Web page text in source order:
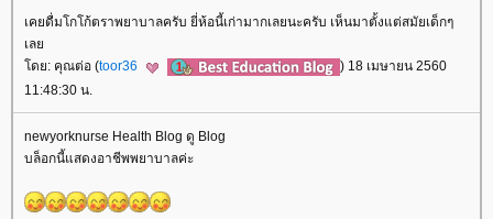
เคยดื่มโกโก้ตราพยาบาลครับ ยี่ห้อนี้เก่ามากเลยนะครับ เห็นมาตั้งแต่สมัยเด็กๆ
เล
ดย: คุณต่อ (toor36
) 18 เมษายน 2560
11:48:30 น.
newyorknurse Health Blog ดู Blog
บล็อกนี้แสดงอาชีพพยาบาลค่ะ